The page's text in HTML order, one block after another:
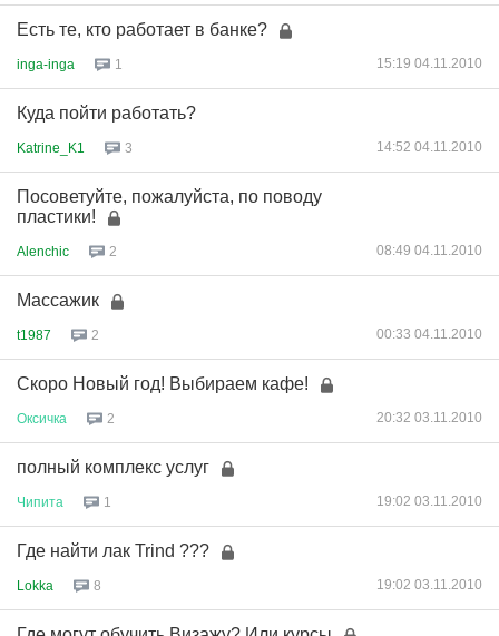
Есть те, кто работает в банке?
inga-inga 1 15:19 04.11.2010
Куда пойти работать?
Katrine_K1 3 14:52 04.11.2010
Посоветуйте, пожалуйста, по поводу
пластики!
Alenchic 2 08:49 04.11.2010
Массажик
t1987 2 00:33 04.11.2010
Скоро Новый год! Выбираем кафе!
Оксичка 2 20:32 03.11.2010
полный комплекс услуг
Чипита 1 19:02 03.11.2010
Где найти лак Trind ???
Lokka 8 19:02 03.11.2010